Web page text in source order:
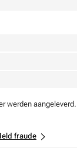
werden
fraude